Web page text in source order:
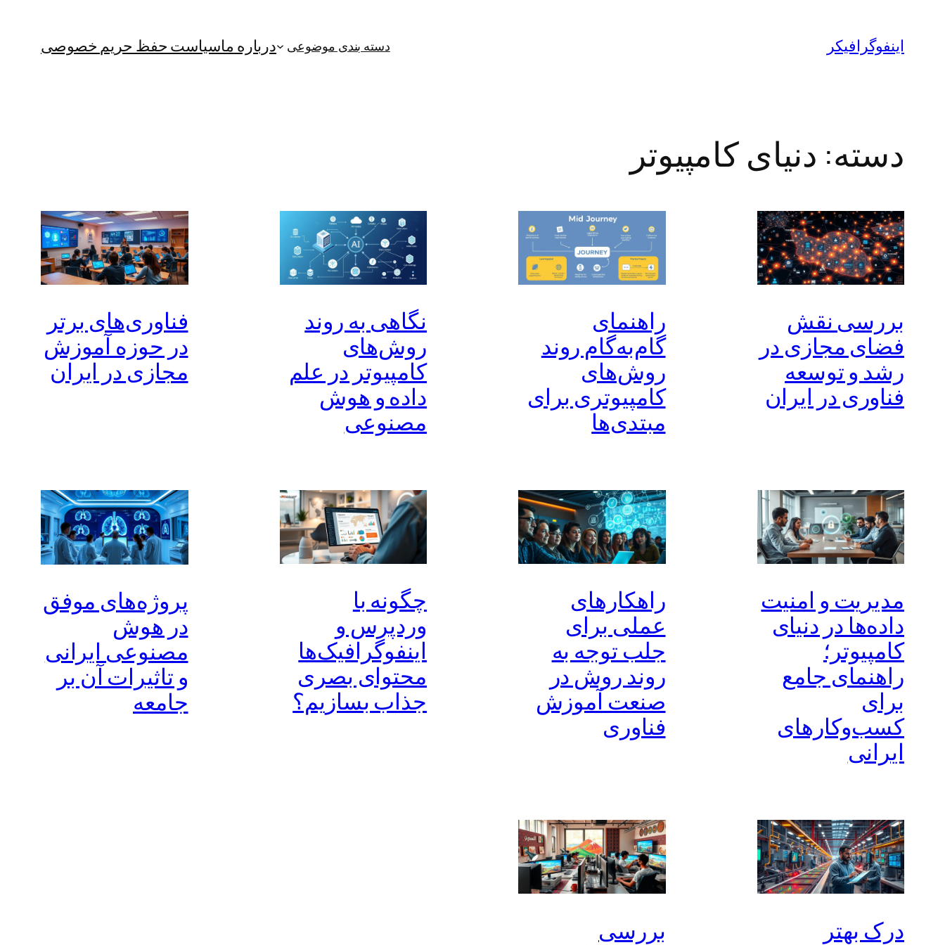
اینفوگرافیکر دسته بندی موضوعی درباره ماسیاست حفظ حریم خصوصی
دسته: دنیای کامپیوتر
بررسی نقش
فضای مجازی در
رشد و توسعه
فناوری در ایران
راهنمای
گام‌به‌گام روند
روش‌های
کامپیوتری برای
مبتدی‌ها
نگاهی به روند
روش‌های
کامپیوتر در علم
داده و هوش
مصنوعی
فناوری‌های برتر
در حوزه آموزش
مجازی در ایران
مدیریت و امنیت
داده‌ها در دنیای
کامپیوتر؛
راهنمای جامع
برای
کسب‌وکارهای
ایرانی
راهکارهای
عملی برای
جلب توجه به
روند روش در
صنعت آموزش
فناوری
چگونه با
وردپرس و
اینفوگرافیک‌ها
محتوای بصری
جذاب بسازیم؟
پروژه‌های موفق
در هوش
مصنوعی ایرانی
و تاثیرات آن بر
جامعه
درک بهتر
بررسی